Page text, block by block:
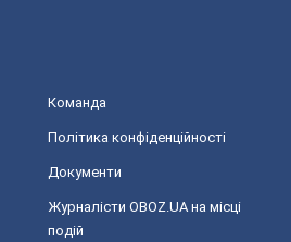
Команда
Політика конфіденційності
Документи
Журналісти OBOZ.UA на місці
подій